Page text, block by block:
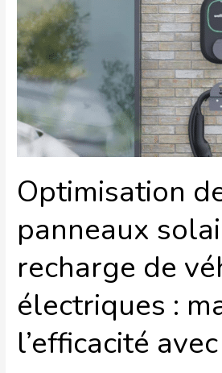
Optimisation
panneaux
recharge de
électriques :
l’efficacité
vos
panneaux
solaires
et
recharge
de
véhicules
électriques
:
maximiser
l’efficacité
avec
Jooleco